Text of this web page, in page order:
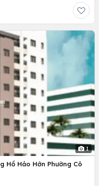
1
Hồ Hảo Hớn Phường Cô